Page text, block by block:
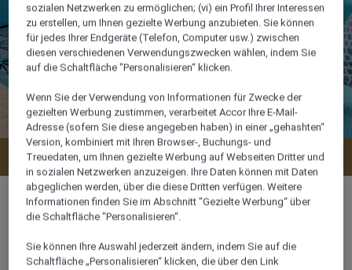
Verfügbarkeit anzeigen
55 m²
sozialen Netzwerken zu ermöglichen; (vi) ein Profil Ihrer Interessen
zu erstellen, um Ihnen gezielte Werbung anzubieten. Sie können
für jedes Ihrer Endgeräte (Telefon, Computer usw.) zwischen
diesen verschiedenen Verwendungszwecken wählen, indem Sie
auf die Schaltfläche "Personalisieren“ klicken.
Wenn Sie der Verwendung von Informationen für Zwecke der
gezielten Werbung zustimmen, verarbeitet Accor Ihre E-Mail-
Adresse (sofern Sie diese angegeben haben) in einer „gehashten“
Version, kombiniert mit Ihren Browser-, Buchungs- und
Treuedaten, um Ihnen gezielte Werbung auf Webseiten Dritter und
in sozialen Netzwerken anzuzeigen. Ihre Daten können mit Daten
abgeglichen werden, über die diese Dritten verfügen. Weitere
Informationen finden Sie im Abschnitt "Gezielte Werbung“ über
die Schaltfläche "Personalisieren“.
Sie können Ihre Auswahl jederzeit ändern, indem Sie auf die
Schaltfläche „Personalisieren“ klicken, die über den Link